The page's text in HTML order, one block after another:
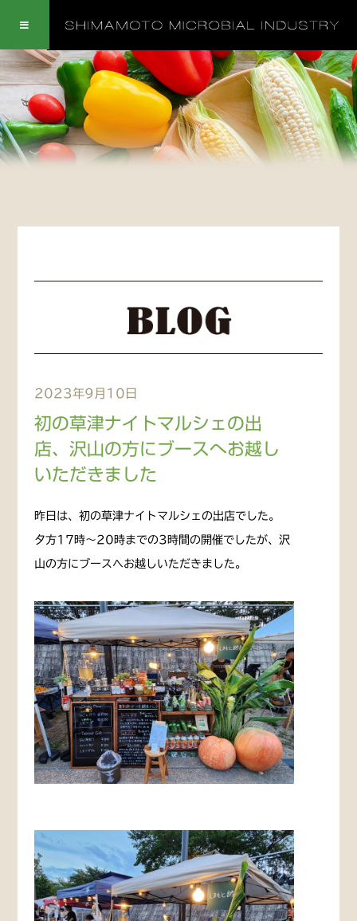
2023年9月10日
初の草津ナイトマルシェの出
店、沢山の方にブースへお越し
いただきました
昨日は、初の草津ナイトマルシェの出店でした。
夕方17時〜20時までの3時間の開催でしたが、沢
山の方にブースへお越しいただきました。